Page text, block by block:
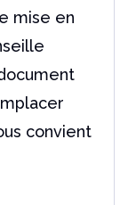
mise en
convient